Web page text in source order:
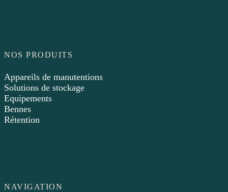
NOS PRODUITS
Appareils de manutentions
Solutions de stockage
Equipements
Bennes
Rétention
NAVIGATION